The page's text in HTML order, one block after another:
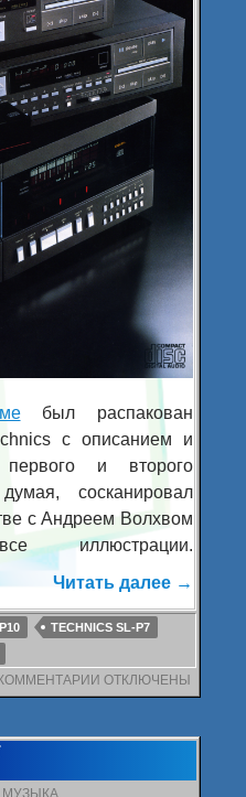
был распакован
с описанием и
и второго
сосканировал
с Андреем Волхвом
иллюстрации.
Читать далее →
TECHNICS SL-P7
К
ЗАПИСИ
’83
ОТКЛЮЧЕНЫ
МУЗЫКА